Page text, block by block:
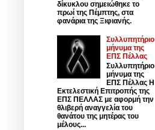
δίκυκλου σημειώθηκε το
πρωί της Πέμπτης, στα
φανάρια της Ξιφιανής.
Συλλυπητήριο
μήνυμα της
ΕΠΣ Πέλλας
Συλλυπητήριο
μήνυμα της
ΕΠΣ Πέλλας Η
Εκτελεστική Επιτροπής της
ΕΠΣ ΠΕΛΛΑΣ με αφορμή την
θλιβερή αναγγελία του
θανάτου της μητέρας του
μέλους...